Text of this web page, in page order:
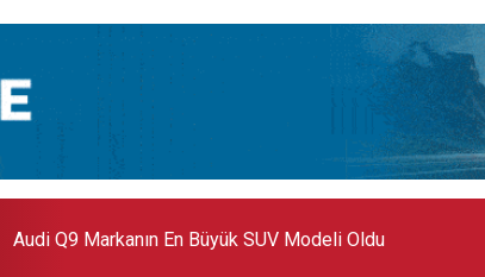
Audi Q9 Markanın En Büyük SUV Modeli Oldu